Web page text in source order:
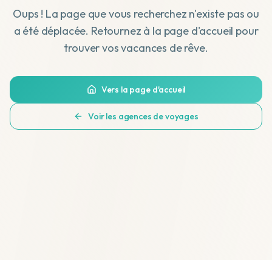
Oups ! La page que vous recherchez n'existe pas ou
a été déplacée. Retournez à la page d'accueil pour
trouver vos vacances de rêve.
Vers la page d'accueil
Voir les agences de voyages